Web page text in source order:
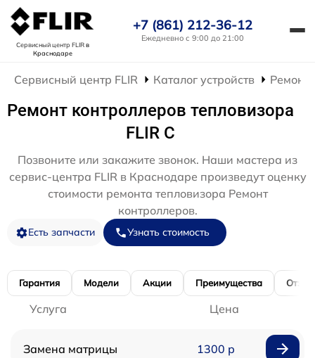
Сервисный центр FLIRв
Краснодаре
+7 (861) 212-36-12
Ежедневно с 9:00 до 21:00
Сервисный центр FLIR Каталог устройств Ремонт
Ремонт контроллеров тепловизора
FLIR C
Позвоните или закажите звонок. Наши мастера из
сервис-центра FLIR в Краснодаре произведут оценку
стоимости ремонта тепловизора Ремонт
контроллеров.
Есть запчасти Узнать стоимость
Гарантия Модели Акции Преимущества
Услуга Цена
Замена матрицы 1300 р